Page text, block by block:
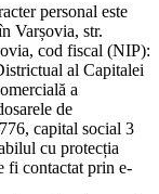
personal este
Varșovia, str.
cod fiscal (NIP):
al Capitalei
a
de
capital social 3
cu protecția
fi contactat prin e-